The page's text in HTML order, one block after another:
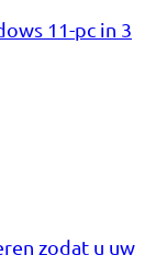
11-pc in 3
zodat u uw